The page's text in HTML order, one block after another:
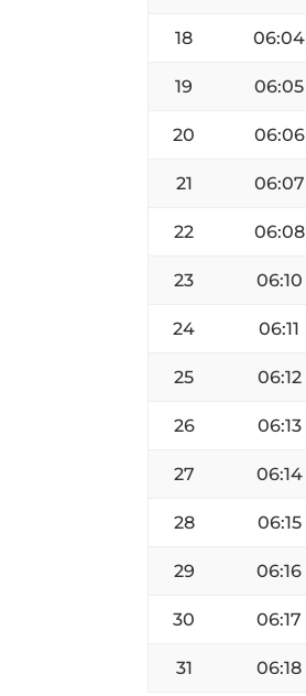
18 06:04
19 06:05
20 06:06
21 06:07
22 06:08
23 06:10
24 06:11
25 06:12
26 06:13
27 06:14
28 06:15
29 06:16
30 06:17
31 06:18